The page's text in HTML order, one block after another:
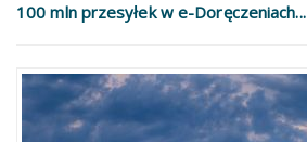
100 mln przesyłek w e-Doręczeniach...